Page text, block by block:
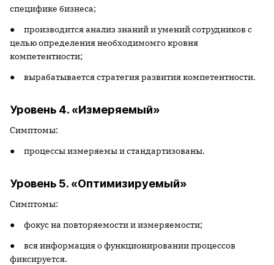
специфике бизнеса;
● производится анализ знаний и умений сотрудников с
целью определения необходимомго кровня
компетентности;
● вырабатывается стратегия развития компетентности.
Уровень 4. «Измеряемый»
Симптомы:
● процессы измеряемы и стандартизованы.
Уровень 5. «Оптимизируемый»
Симптомы:
● фокус на повторяемости и измеряемости;
● вся информация о функционировании процессов
фиксируется.